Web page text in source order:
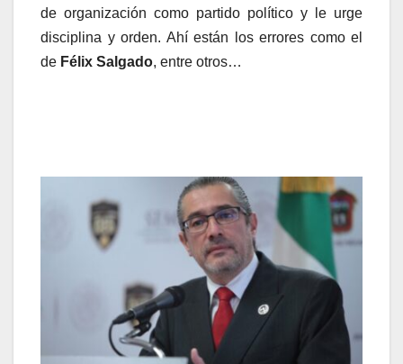
de organización como partido político y le urge
disciplina y orden. Ahí están los errores como el
de Félix Salgado, entre otros…